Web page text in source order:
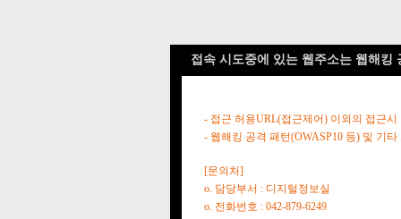
접속 시도중에 있는 웹주소는 웹해킹
- 접근 허용URL(접근제어) 이외의 접근시
- 웹해킹 공격 패턴(OWASP10 등) 및 기
[문의처]
o. 담당부서 : 디지털정보실
o. 전화번호 : 042-879-6249